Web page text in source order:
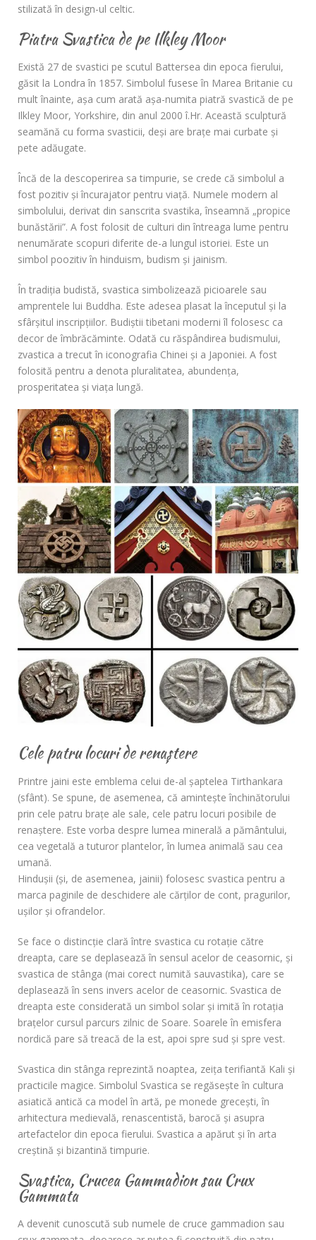
stilizată în design-ul celtic.
Piatra Svastica de pe Ilkley Moor
Există 27 de svastici pe scutul Battersea din epoca fierului,
găsit la Londra în 1857. Simbolul fusese în Marea Britanie cu
mult înainte, așa cum arată așa-numita piatră svastică de pe
Ilkley Moor, Yorkshire, din anul 2000 î.Hr. Această sculptură
seamănă cu forma svasticii, deși are brațe mai curbate și
pete adăugate.
Încă de la descoperirea sa timpurie, se crede că simbolul a
fost pozitiv și încurajator pentru viață. Numele modern al
simbolului, derivat din sanscrita svastika, înseamnă „propice
bunăstării”. A fost folosit de culturi din întreaga lume pentru
nenumărate scopuri diferite de-a lungul istoriei. Este un
simbol poozitiv în hinduism, budism și jainism.
În tradiția budistă, svastica simbolizează picioarele sau
amprentele lui Buddha. Este adesea plasat la începutul și la
sfârșitul inscripțiilor. Budiștii tibetani moderni îl folosesc ca
decor de îmbrăcăminte. Odată cu răspândirea budismului,
zvastica a trecut în iconografia Chinei și a Japoniei. A fost
folosită pentru a denota pluralitatea, abundența,
prosperitatea și viața lungă.
Cele patru locuri de renaștere
Printre jaini este emblema celui de-al șaptelea Tirthankara
(sfânt). Se spune, de asemenea, că amintește închinătorului
prin cele patru brațe ale sale, cele patru locuri posibile de
renaștere. Este vorba despre lumea minerală a pământului,
cea vegetală a tuturor plantelor, în lumea animală sau cea
umană.
Hindușii (și, de asemenea, jainii) folosesc svastica pentru a
marca paginile de deschidere ale cărților de cont, pragurilor,
ușilor și ofrandelor.
Se face o distincție clară între svastica cu rotație către
dreapta, care se deplasează în sensul acelor de ceasornic, și
svastica de stânga (mai corect numită sauvastika), care se
deplasează în sens invers acelor de ceasornic. Svastica de
dreapta este considerată un simbol solar și imită în rotația
brațelor cursul parcurs zilnic de Soare. Soarele în emisfera
nordică pare să treacă de la est, apoi spre sud și spre vest.
Svastica din stânga reprezintă noaptea, zeița terifiantă Kali și
practicile magice. Simbolul Svastica se regăsește în cultura
asiatică antică ca model în artă, pe monede grecești, în
arhitectura medievală, renascentistă, barocă și asupra
artefactelor din epoca fierului. Svastica a apărut și în arta
creștină și bizantină timpurie.
Svastica, Crucea Gammadion sau Crux
Gammata
A devenit cunoscută sub numele de cruce gammadion sau